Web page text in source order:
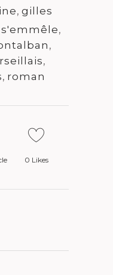
, gilles
s'emmêle,
,
,
, roman
0 Likes